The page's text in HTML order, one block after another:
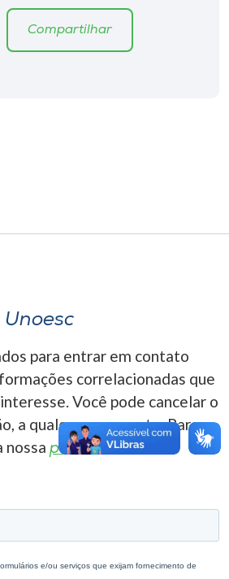
Compartilhar
para entrar em contato
correlacionadas que
Você pode cancelar o
a qualquer momento. Para
nossa política de